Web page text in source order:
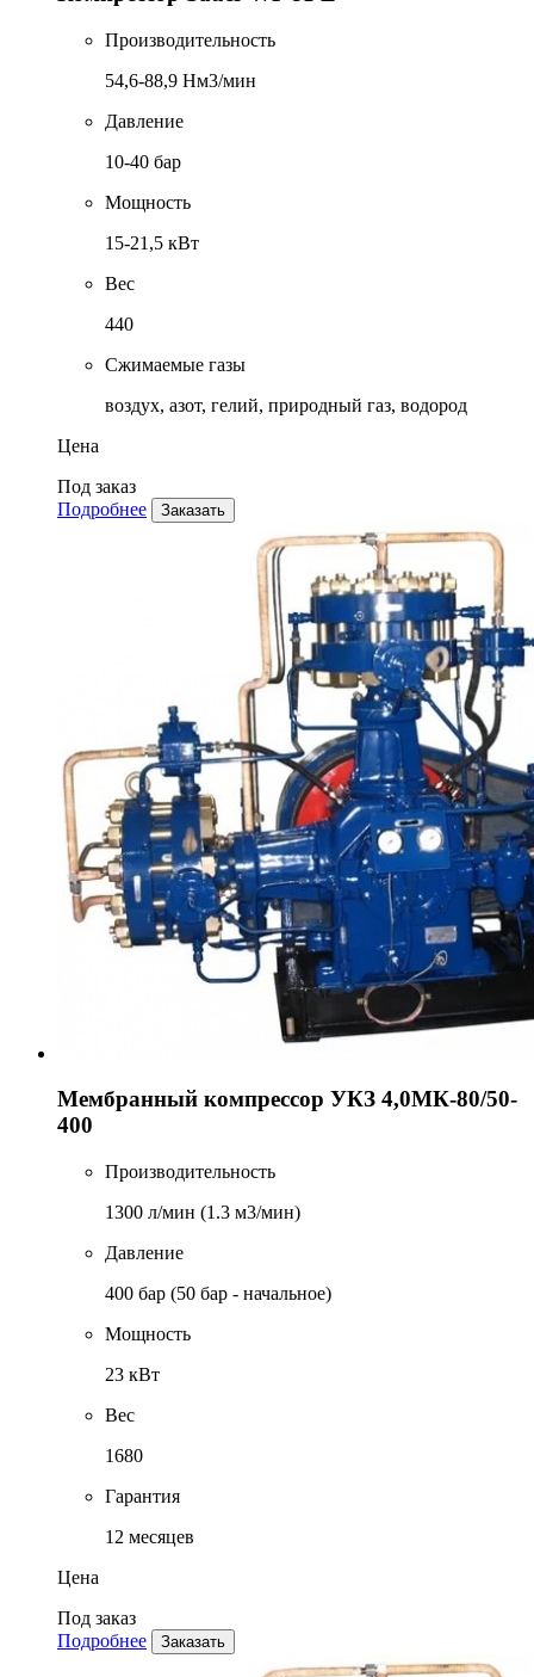
Производительность
54,6-88,9 Нм3/мин
Давление
10-40 бар
Мощность
15-21,5 кВт
Вес
440
Сжимаемые газы
воздух, азот, гелий, природный газ, водород
Цена
Под заказ
Подробнее
Заказать
Мембранный компрессор УКЗ 4,0МК-80/50-
400
Производительность
1300 л/мин (1.3 м3/мин)
Давление
400 бар (50 бар - начальное)
Мощность
23 кВт
Вес
1680
Гарантия
12 месяцев
Цена
Под заказ
Подробнее
Заказать